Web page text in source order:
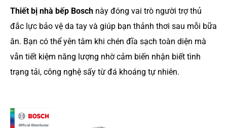
Thiết bị nhà bếp Bosch này đóng vai trò người trợ thủ
đắc lực bảo vệ da tay và giúp bạn thảnh thơi sau mỗi bữa
ăn. Bạn có thể yên tâm khi chén đĩa sạch toàn diện mà
vẫn tiết kiệm năng lượng nhờ cảm biến nhận biết tình
trạng tải, công nghệ sấy từ đá khoáng tự nhiên.